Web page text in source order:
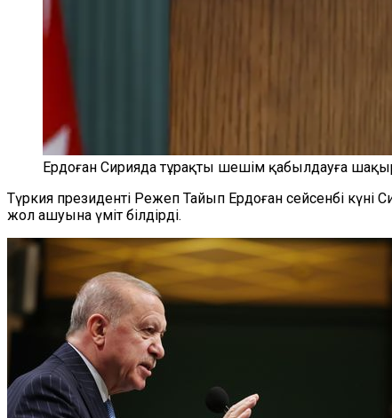
Ердоған Сирияда тұрақты шешім қабылдауға
Түркия президенті Режеп Тайып Ердоған сейсенбі күні
жол ашуына үміт білдірді.